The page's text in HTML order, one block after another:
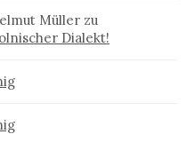
Müller zu
Dialekt!